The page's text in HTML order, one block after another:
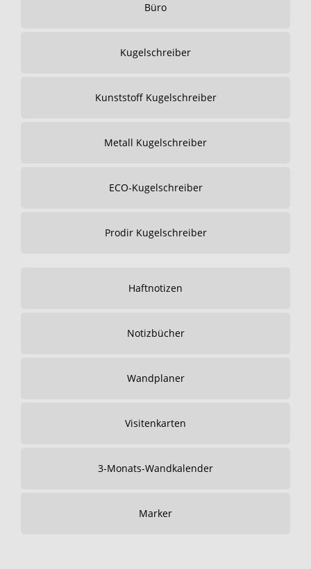
Büro
Kugelschreiber
Kunststoff Kugelschreiber
Metall Kugelschreiber
ECO-Kugelschreiber
Prodir Kugelschreiber
Haftnotizen
Notizbücher
Wandplaner
Visitenkarten
3-Monats-Wandkalender
Marker